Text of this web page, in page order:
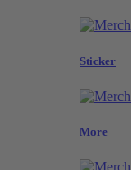
Sticker
More